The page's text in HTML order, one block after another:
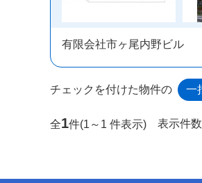
有限会社市ヶ尾内野ビル
チェックを付けた物件の
全1件(1～1 件表示) 表示件数